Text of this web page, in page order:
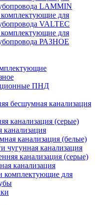
LAMMIN
для
VALTEC
для
РАЗНОЕ
ПНД
бесшумная канализация
канализация (серые)
канализация (белые)
чугунная канализация
канализация (серые)
канализация
для